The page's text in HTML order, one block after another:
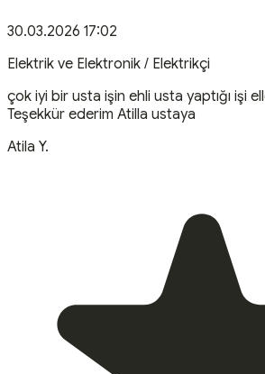
30.03.2026 17:02
Elektrik ve Elektronik / Elektrikçi
çok iyi bir usta işin ehli usta yaptığı işi
Teşekkür ederim Atilla ustaya
Atila Y.